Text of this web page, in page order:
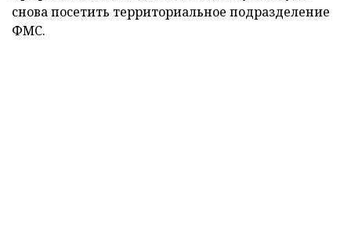
снова посетить территориальное подразделение
ФМС.